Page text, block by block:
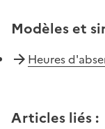
Modèles et
Heures
Articles liés :